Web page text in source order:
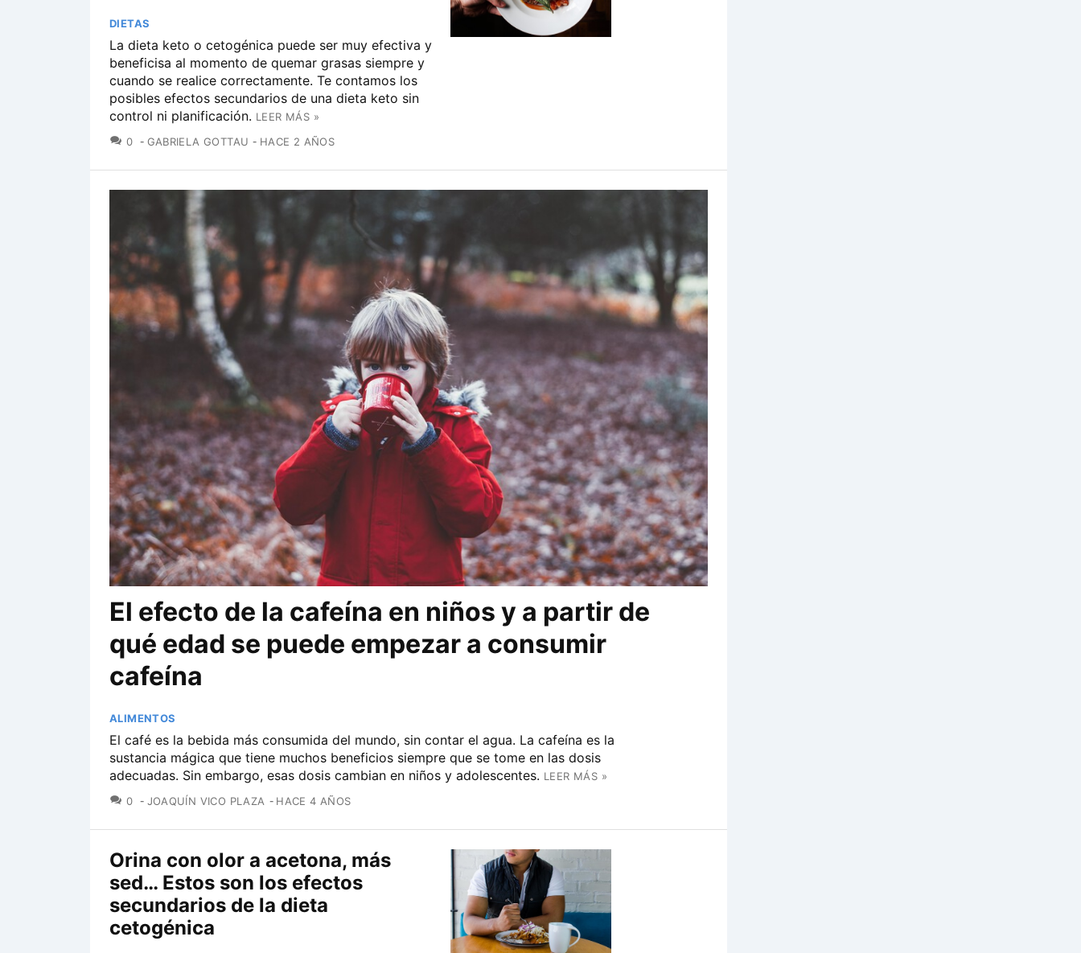
DIETAS
La dieta keto o cetogénica puede ser muy efectiva y
beneficisa al momento de quemar grasas siempre y
cuando se realice correctamente. Te contamos los
posibles efectos secundarios de una dieta keto sin
control ni planificación. LEER MÁS »
0 COMENTARIOS
GABRIELA GOTTAU HACE 2 AÑOS
El efecto de la cafeína en niños y a partir de
qué edad se puede empezar a consumir
cafeína
ALIMENTOS
El café es la bebida más consumida del mundo, sin contar el agua. La cafeína es la
sustancia mágica que tiene muchos beneficios siempre que se tome en las dosis
adecuadas. Sin embargo, esas dosis cambian en niños y adolescentes. LEER MÁS »
0 COMENTARIOS
JOAQUÍN VICO PLAZA HACE 4 AÑOS
Orina con olor a acetona, más
sed… Estos son los efectos
secundarios de la dieta
cetogénica